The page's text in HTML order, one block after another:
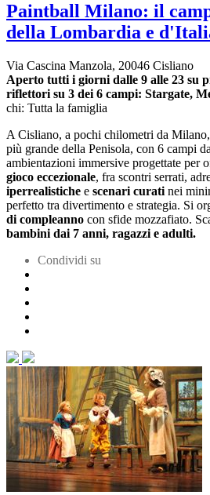
Paintball Milano: il
della Lombardia e
Via Cascina Manzola, 20046 Cisliano
Aperto tutti i giorni dalle 9 alle 23 su
riflettori su 3 dei 6 campi: Stargate,
chi: Tutta la famiglia
A Cisliano, a pochi chilometri da
più grande della Penisola, con 6 campi
ambientazioni immersive progettate per
gioco eccezionale, fra scontri serrati,
iperrealistiche e scenari curati nei
perfetto tra divertimento e strategia. Si
di compleanno con sfide mozzafiato.
bambini dai 7 anni, ragazzi e adulti.
Condividi su